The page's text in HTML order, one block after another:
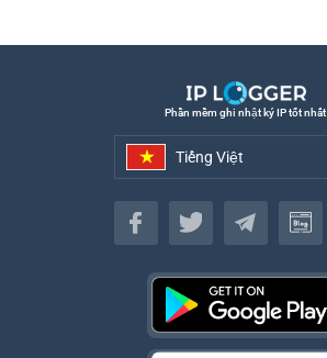
Phần mềm ghi nhật ký IP tốt nhất
Tiếng Việt
Tiếng Việt